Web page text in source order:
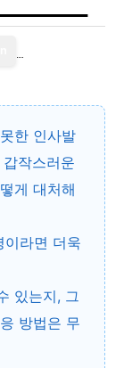
한 인사발
작스러운
게 대처해
이라면 더욱
있는지, 그
방법은 무